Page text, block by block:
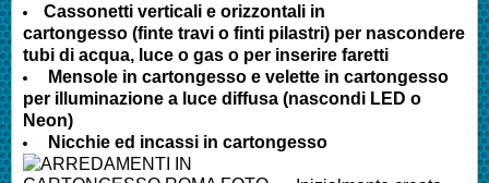
Cassonetti verticali e orizzontali in
cartongesso (finte travi o finti pilastri) per nascondere
tubi di acqua, luce o gas o per inserire faretti
Mensole in cartongesso e velette in cartongesso
per illuminazione a luce diffusa (nascondi LED o
Neon)
Nicchie ed incassi in cartongesso